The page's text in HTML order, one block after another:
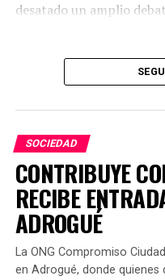
Durante el evento en la
desafíos que enfrentan
integrarse en una
considera. Para asistir,
previa; simplemente se
enfoque busca reflejar
inclusión.
desatado un amplio
Esta tradición, que lleva
graduados cubiertos de
recorriendo las calles.
secundarios, institutos
SOCIEDAD
CONTRIBUYE
RECIBE
ADROGUÉ
La ONG Compromiso
en Adrogué, donde